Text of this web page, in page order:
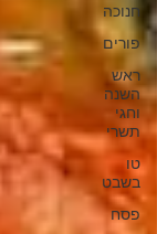
חנוכה
פורים
ראש
השנה
וחגי
תשרי
טו
בשבט
פסח